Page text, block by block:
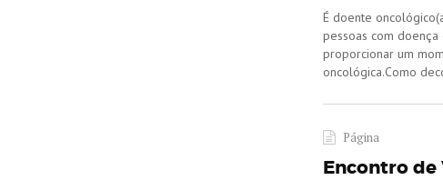
É doente
pessoas com
proporcionar um
oncológica.​Como
Página
Encontro de